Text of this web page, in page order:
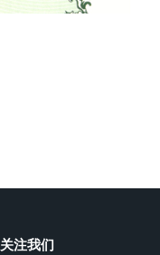
关注我们